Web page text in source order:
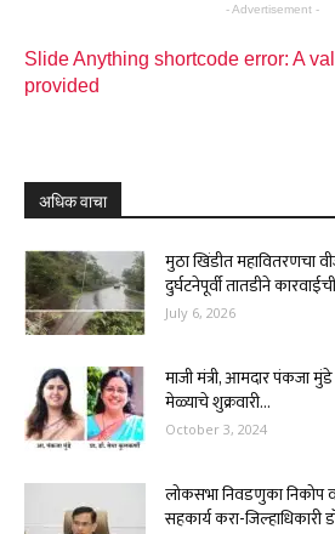
- Advertisement -
Slide Anything shortcode error: A
provided
अधिक वाचा
मुठा खिंडीत महावितरणचा
दुर्घटनेपूर्वी तातडीने
July 6, 2026
माजी मंत्री, आमदार पंकजा मुंडे
मेळ्याचे शुक्रवारी...
October 3, 2024
लोकसभा निवडणुका निकोप
सहकार्य करा-जिल्हाधिकारी